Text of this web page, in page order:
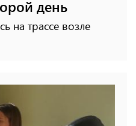
день
на трассе возле